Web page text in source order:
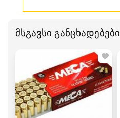
მსგავსი განცხადებები